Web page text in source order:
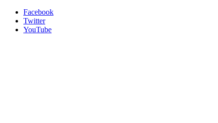
Facebook
Twitter
YouTube